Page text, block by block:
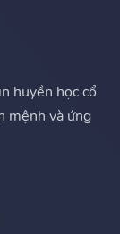
huyền học cổ
mệnh và ứng